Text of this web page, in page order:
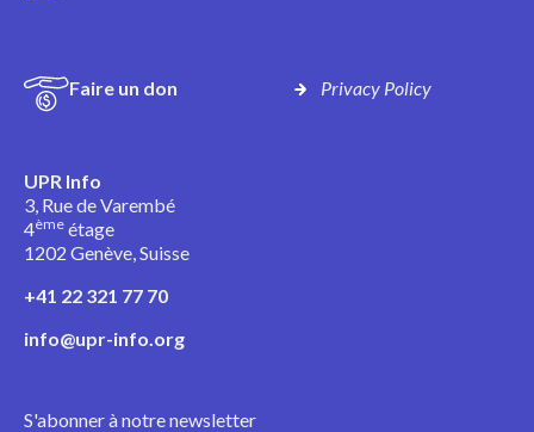
Faire un don Privacy Policy
UPR Info
3, Rue de Varembé
4ème étage
1202 Genève, Suisse
+41 22 321 77 70
info@upr-info.org
S'abonner à notre newsletter